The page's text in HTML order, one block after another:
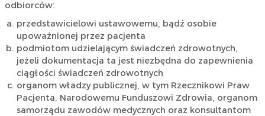
odbiorców:
przedstawicielowi ustawowemu, bądź osobie
upoważnionej przez pacjenta
podmiotom udzielającym świadczeń zdrowotnych,
jeżeli dokumentacja ta jest niezbędna do zapewnienia
ciągłości świadczeń zdrowotnych
organom władzy publicznej, w tym Rzecznikowi Praw
Pacjenta, Narodowemu Funduszowi Zdrowia, organom
samorządu zawodów medycznych oraz konsultantom